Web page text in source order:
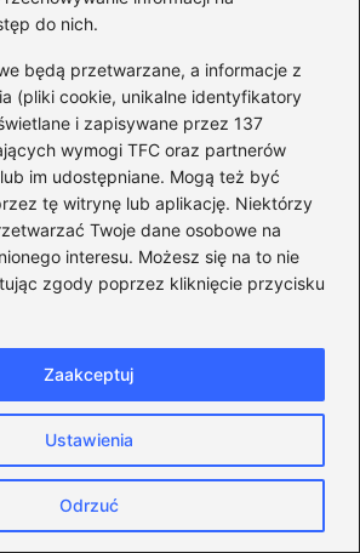
do nich.
będą przetwarzane, a informacje z
(pliki cookie, unikalne identyfikatory
i zapisywane przez 137
wymogi TFC oraz partnerów
im udostępniane. Mogą też być
tę witrynę lub aplikację. Niektórzy
Twoje dane osobowe na
interesu. Możesz się na to nie
zgody poprzez kliknięcie przycisku
Ustawienia
Odrzuć
Zaakceptuj
na polskiej scenie
Koalicji Obywatelskiej
w polskiej polityce
Koalicji Obywatelskiej
wyborcze KO